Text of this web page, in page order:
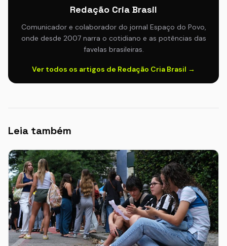
Redação Cria Brasil
Comunicador e colaborador do jornal Espaço do Povo,
onde desde 2007 narra o cotidiano e as potências das
favelas brasileiras.
Ver todos os artigos de Redação Cria Brasil →
Leia também